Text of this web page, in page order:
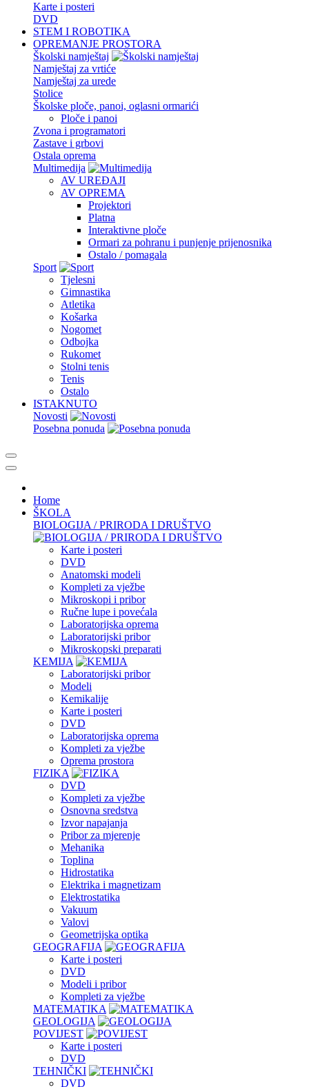
Karte i posteri
DVD
STEM I ROBOTIKA
OPREMANJE PROSTORA
Školski namještaj
Namještaj za vrtiće
Namještaj za urede
Stolice
Školske ploče, panoi, oglasni ormarići
Ploče i panoi
Zvona i programatori
Zastave i grbovi
Ostala oprema
Multimedija
AV UREĐAJI
AV OPREMA
Projektori
Platna
Interaktivne ploče
Ormari za pohranu i punjenje prijenosnika
Ostalo / pomagala
Sport
Tjelesni
Gimnastika
Atletika
Košarka
Nogomet
Odbojka
Rukomet
Stolni tenis
Tenis
Ostalo
ISTAKNUTO
Novosti
Posebna ponuda
Home
ŠKOLA
BIOLOGIJA / PRIRODA I DRUŠTVO
Karte i posteri
DVD
Anatomski modeli
Kompleti za vježbe
Mikroskopi i pribor
Ručne lupe i povećala
Laboratorijska oprema
Laboratorijski pribor
Mikroskopski preparati
KEMIJA
Laboratorijski pribor
Modeli
Kemikalije
Karte i posteri
DVD
Laboratorijska oprema
Kompleti za vježbe
Oprema prostora
FIZIKA
DVD
Kompleti za vježbe
Osnovna sredstva
Izvor napajanja
Pribor za mjerenje
Mehanika
Toplina
Hidrostatika
Elektrika i magnetizam
Elektrostatika
Vakuum
Valovi
Geometrijska optika
GEOGRAFIJA
Karte i posteri
DVD
Modeli i pribor
Kompleti za vježbe
MATEMATIKA
GEOLOGIJA
POVIJEST
Karte i posteri
DVD
TEHNIČKI
DVD